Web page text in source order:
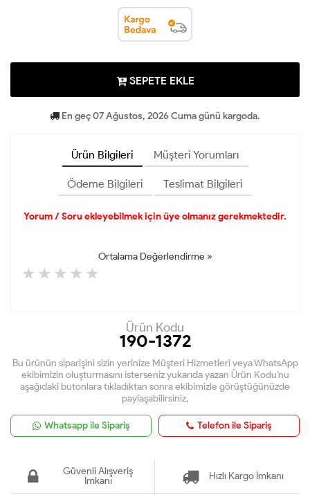
SEPETE EKLE
En geç 07 Ağustos, 2026 Cuma günü kargoda.
Ürün Bilgileri Müşteri Yorumları
Ödeme Bilgileri Teslimat Bilgileri
Yorum / Soru ekleyebilmek için üye olmanız gerekmektedir.
Ortalama Değerlendirme »
Ürün Kodu
190-1372
Bu ürünün siparişini sizin yerinize Müşteri Hizmetleri veya WhatsApp
ekibimizin oluşturmasını isterseniz yukarıda yazan Ürün Kodu'nu
aşağıdaki butonlara tıkladıktan sonra ekibimizle görüştüğünüzde
paylaşabilirsiniz.
Whatsapp ile Sipariş Telefon ile Sipariş
Güvenli Alışveriş
İmkanı
Hızlı Kargo İmkanı